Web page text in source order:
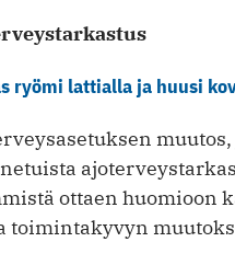
ryömi lattialla ja huusi
muutos,
ottaen huomioon